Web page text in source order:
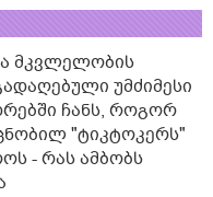
მკვლელობის
უმძიმესი
ჩანს, როგორ
"ტიკტოკერს"
- რას ამბობს